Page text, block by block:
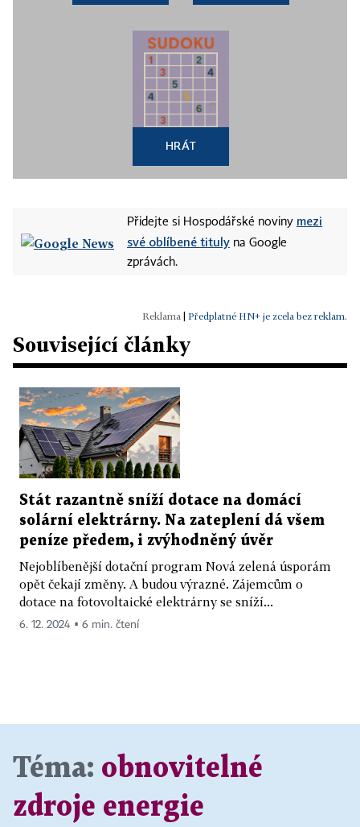
HRÁT
Přidejte si Hospodářské noviny mezi
své oblíbené tituly na Google
zprávách.
Předplatné HN+ je zcela bez reklam.
Související články
Stát razantně sníží dotace na domácí
solární elektrárny. Na zateplení dá všem
peníze předem, i zvýhodněný úvěr
Nejoblíbenější dotační program Nová zelená úsporám
opět čekají změny. A budou výrazné. Zájemcům o
dotace na fotovoltaické elektrárny se sníží...
6. 12. 2024 ▪ 6 min. čtení
Téma: obnovitelné
zdroje energie